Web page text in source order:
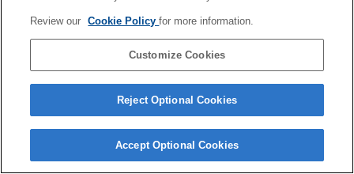
Review our Cookie Policyfor more information.
Customize Cookies
Reject Optional Cookies
Accept Optional Cookies